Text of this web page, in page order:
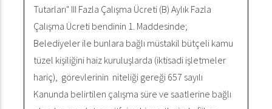
Tutarları" III Fazla Çalışma Ücreti (B) Aylık Fazla
Çalışma Ücreti bendinin 1. Maddesinde;
Belediyeler ile bunlara bağlı müstakil bütçeli kamu
tüzel kişiliğini haiz kuruluşlarda (iktisadi işletmeler
hariç), görevlerinin niteliği gereği 657 sayılı
Kanunda belirtilen çalışma süre ve saatlerine bağlı